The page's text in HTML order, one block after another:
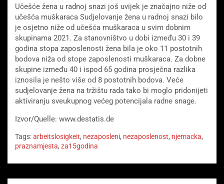
Učešće žena u radnoj snazi ​​još uvijek je značajno niže od
učešća muškaraca Sudjelovanje žena u radnoj snazi ​​bilo
je osjetno niže od učešća muškaraca u svim dobnim
skupinama 2021. Za stanovništvo u dobi između 30 i 39
godina stopa zaposlenosti žena bila je oko 11 postotnih
bodova niža od stope zaposlenosti muškaraca. Za dobne
skupine između 40 i ispod 65 godina prosječna razlika
iznosila je nešto više od 8 postotnih bodova. Veće
sudjelovanje žena na tržištu rada tako bi moglo pridonijeti
aktiviranju sveukupnog većeg potencijala radne snage.
Izvor/Quelle: www.destatis.de
Tags:arbeitslosigkeit, nezaposleni, nezaposlenost, njemacka,
praznamjesta, za15godina